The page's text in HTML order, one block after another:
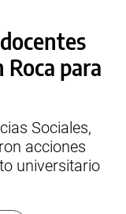
Roca para
Sociales,
acciones
universitario